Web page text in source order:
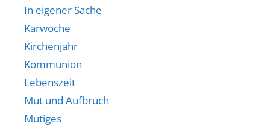
In eigener Sache
Karwoche
Kirchenjahr
Kommunion
Lebenszeit
Mut und Aufbruch
Mutiges